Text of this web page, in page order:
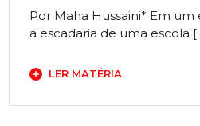
Por Maha Hussaini* Em
a escadaria de uma escola
LER MATÉRIA